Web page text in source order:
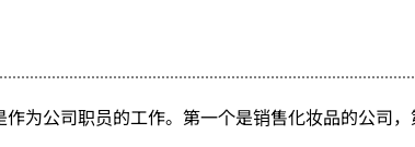
为公司职员的工作。第一个是销售化妆品的公司